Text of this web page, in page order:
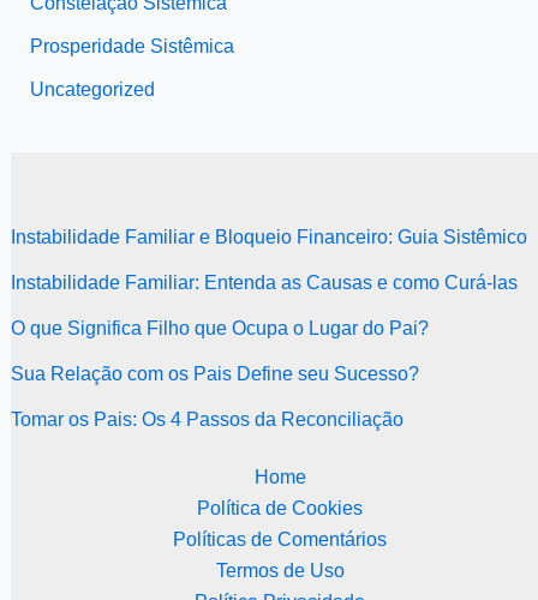
Prosperidade Sistêmica
Uncategorized
Instabilidade Familiar e Bloqueio Financeiro: Guia Sistêmico
Instabilidade Familiar: Entenda as Causas e como Curá-las
O que Significa Filho que Ocupa o Lugar do Pai?
Sua Relação com os Pais Define seu Sucesso?
Tomar os Pais: Os 4 Passos da Reconciliação
Home
Política de Cookies
Políticas de Comentários
Termos de Uso